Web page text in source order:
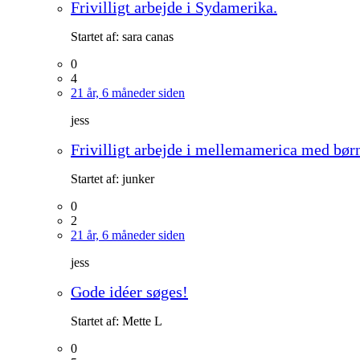
Frivilligt arbejde i Sydamerika.
Startet af: sara canas
0
4
21 år, 6 måneder siden
jess
Frivilligt arbejde i mellemamerica med
Startet af: junker
0
2
21 år, 6 måneder siden
jess
Gode idéer søges!
Startet af: Mette L
0